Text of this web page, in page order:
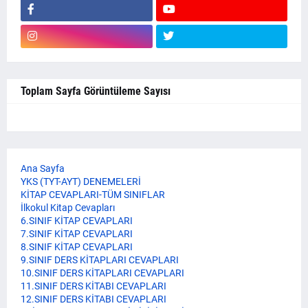
Toplam Sayfa Görüntüleme Sayısı
Ana Sayfa
YKS (TYT-AYT) DENEMELERİ
KİTAP CEVAPLARI-TÜM SINIFLAR
İlkokul Kitap Cevapları
6.SINIF KİTAP CEVAPLARI
7.SINIF KİTAP CEVAPLARI
8.SINIF KİTAP CEVAPLARI
9.SINIF DERS KİTAPLARI CEVAPLARI
10.SINIF DERS KİTAPLARI CEVAPLARI
11.SINIF DERS KİTABI CEVAPLARI
12.SINIF DERS KİTABI CEVAPLARI